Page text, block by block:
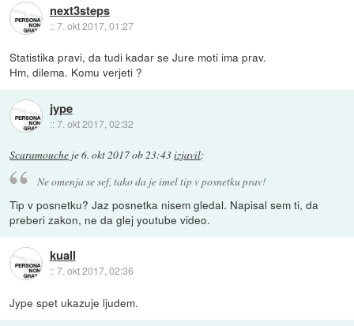
next3steps
::7. okt 2017, 01:27
Statistika pravi, da tudi kadar se Jure moti ima prav.
Hm, dilema. Komu verjeti ?
jype
::7. okt 2017, 02:32
Scaramouche je6. okt 2017 ob 23:43izjavil:
Ne omenja se sef, tako da je imel tip v posnetku prav!
Tip v posnetku? Jaz posnetka nisem gledal. Napisal sem ti, da
preberi zakon, ne da glej youtube video.
kuall
::7. okt 2017, 02:36
Jype spet ukazuje ljudem.